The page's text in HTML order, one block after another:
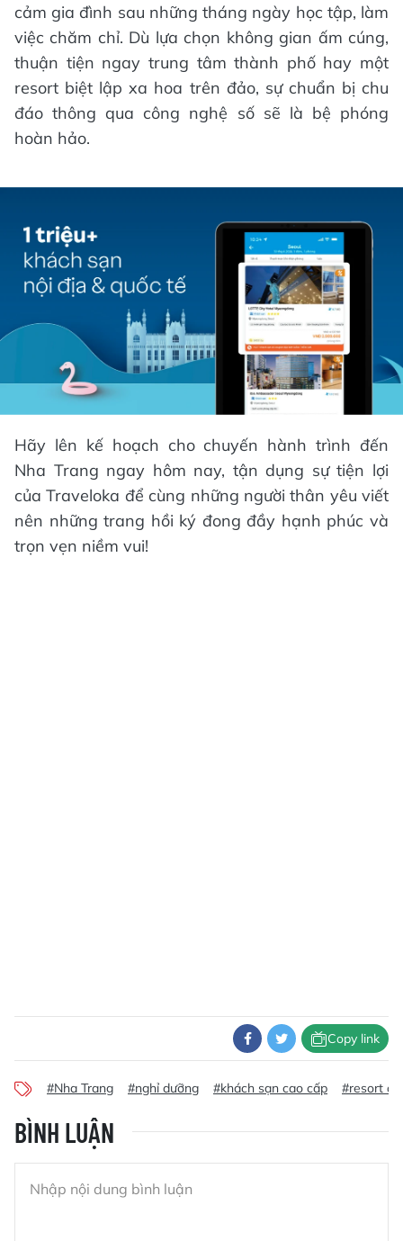
cảm gia đình sau những tháng ngày học tập, làm
việc chăm chỉ. Dù lựa chọn không gian ấm cúng,
thuận tiện ngay trung tâm thành phố hay một
resort biệt lập xa hoa trên đảo, sự chuẩn bị chu
đáo thông qua công nghệ số sẽ là bệ phóng
hoàn hảo.
Hãy lên kế hoạch cho chuyến hành trình đến
Nha Trang ngay hôm nay, tận dụng sự tiện lợi
của Traveloka để cùng những người thân yêu viết
nên những trang hồi ký đong đầy hạnh phúc và
trọn vẹn niềm vui!
Copy link
#Nha Trang #nghỉ dưỡng #khách sạn cao cấp #resort
BÌNH LUẬN